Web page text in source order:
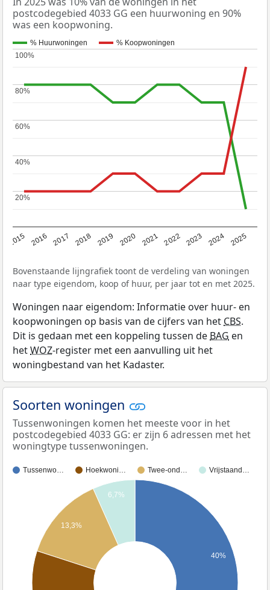
postcodegebied 4033 GG een huurwoning en 90%
was een koopwoning.
% Huurwoningen % Koopwoningen
2015 2016 2017 2018 2019 2020 2021 2022 2023 2024 2025
20%
20%
40%
40%
60%
60%
80%
80%
100%
100%
Bovenstaande lijngrafiek toont de verdeling van woningen
naar type eigendom, koop of huur, per jaar tot en met 2025.
Woningen naar eigendom: Informatie over huur- en
koopwoningen op basis van de cijfers van het CBS.
Dit is gedaan met een koppeling tussen de BAG en
hetWOZ-register met een aanvulling uit het
woningbestand van het Kadaster.
Soorten woningen
Tussenwoningen komen het meeste voor in het
postcodegebied 4033 GG: er zijn 6 adressen met het
woningtype tussenwoningen.
Tussenwo… Hoekwoni… Twee-ond… Vrijstaand…
40%
6,7%
13,3%